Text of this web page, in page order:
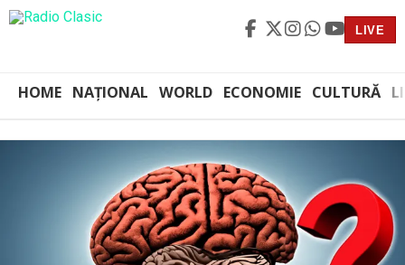
LIVE
HOME NAȚIONAL WORLD ECONOMIE CULTURĂ